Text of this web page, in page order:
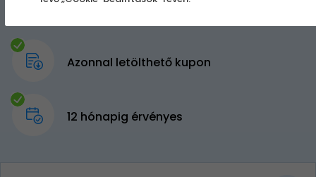
Azonnal letölthető kupon
12 hónapig érvényes